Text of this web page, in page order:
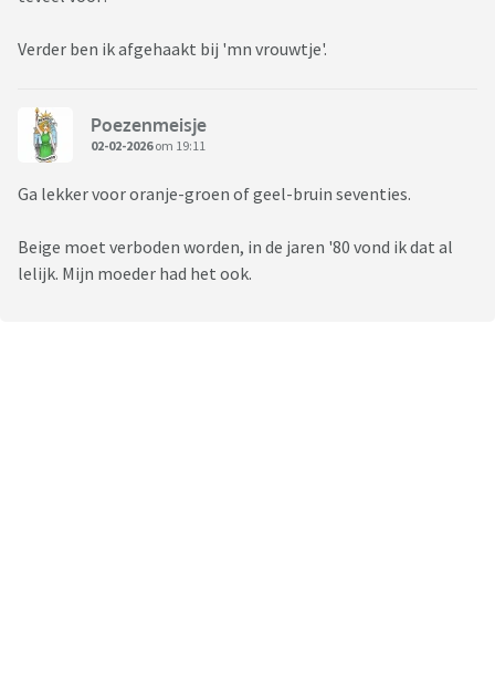
Verder ben ik afgehaakt bij 'mn vrouwtje'.
Poezenmeisje
02-02-2026om 19:11
Ga lekker voor oranje-groen of geel-bruin seventies.
Beige moet verboden worden, in de jaren '80 vond ik dat al
lelijk. Mijn moeder had het ook.